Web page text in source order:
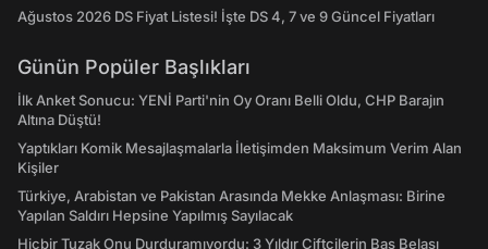
Ağustos 2026 DS Fiyat Listesi! İşte DS 4, 7 ve 9 Güncel Fiyatları
Günün Popüler Başlıkları
İlk Anket Sonucu: YENİ Parti'nin Oy Oranı Belli Oldu, CHP Barajın
Altına Düştü!
Yaptıkları Komik Mesajlaşmalarla İletişimden Maksimum Verim Alan
Kişiler
Türkiye, Arabistan ve Pakistan Arasında Mekke Anlaşması: Birine
Yapılan Saldırı Hepsine Yapılmış Sayılacak
Hiçbir Tuzak Onu Durduramıyordu: 3 Yıldır Çiftçilerin Baş Belası